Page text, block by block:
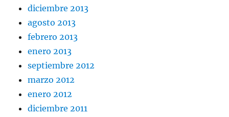
diciembre 2013
agosto 2013
febrero 2013
enero 2013
septiembre 2012
marzo 2012
enero 2012
diciembre 2011